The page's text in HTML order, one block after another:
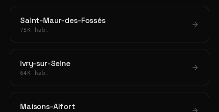
Saint-Maur-des-Fossés
75K hab.
Ivry-sur-Seine
64K hab.
Maisons-Alfort